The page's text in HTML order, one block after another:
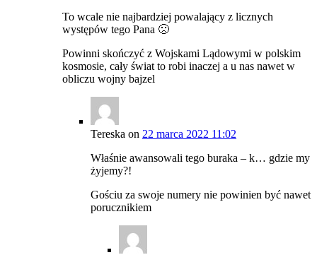
To wcale nie najbardziej powalający z licznych
występów tego Pana 🙁
Powinni skończyć z Wojskami Lądowymi w polskim
kosmosie, cały świat to robi inaczej a u nas nawet w
obliczu wojny bajzel
Tereska on 22 marca 2022 11:02
Właśnie awansowali tego buraka – k… gdzie my
żyjemy?!
Gościu za swoje numery nie powinien być nawet
porucznikiem